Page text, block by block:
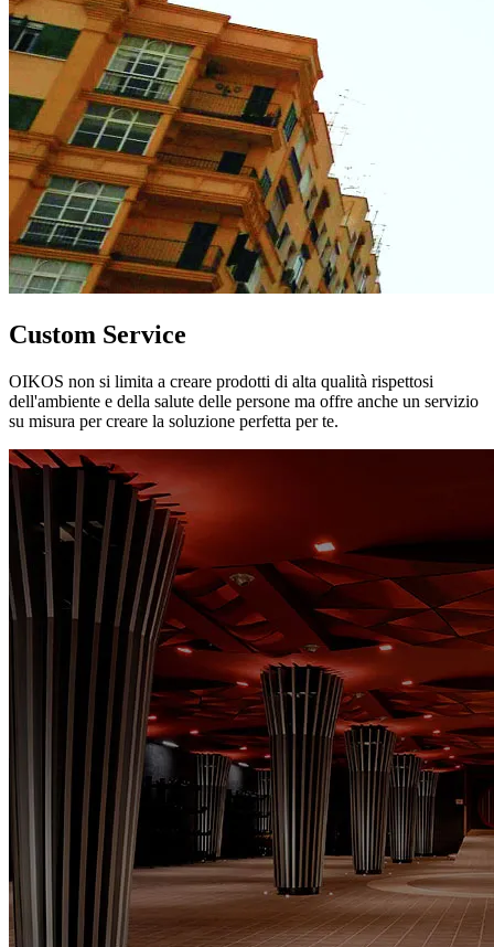
Custom Service
OIKOS non si limita a creare prodotti di alta qualità rispettosi
dell'ambiente e della salute delle persone ma offre anche un servizio
su misura per creare la soluzione perfetta per te.